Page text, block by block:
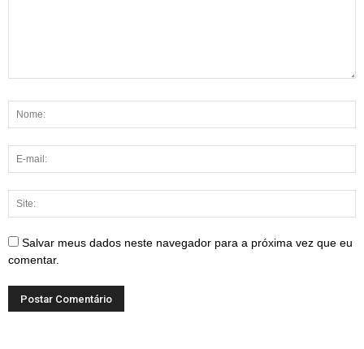
Salvar meus dados neste navegador para a próxima vez que eu
comentar.